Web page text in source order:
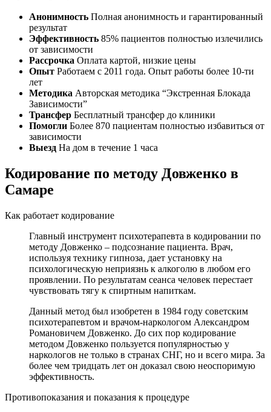
Анонимность Полная анонимность и гарантированный
результат
Эффективность 85% пациентов полностью излечились
от зависимости
Рассрочка Оплата картой, низкие цены
Опыт Работаем с 2011 года. Опыт работы более 10-ти
лет
Методика Авторская методика “Экстренная Блокада
Зависимости”
Трансфер Бесплатный трансфер до клиники
Помогли Более 870 пациентам полностью избавиться от
зависимости
Выезд На дом в течение 1 часа
Кодирование по методу Довженко в
Самаре
Как работает кодирование
Главный инструмент психотерапевта в кодировании по
методу Довженко – подсознание пациента. Врач,
используя технику гипноза, дает установку на
психологическую неприязнь к алкоголю в любом его
проявлении. По результатам сеанса человек перестает
чувствовать тягу к спиртным напиткам.
Данный метод был изобретен в 1984 году советским
психотерапевтом и врачом-наркологом Александром
Романовичем Довженко. До сих пор кодирование
методом Довженко пользуется популярностью у
наркологов не только в странах СНГ, но и всего мира. За
более чем тридцать лет он доказал свою неоспоримую
эффективность.
Противопоказания и показания к процедуре